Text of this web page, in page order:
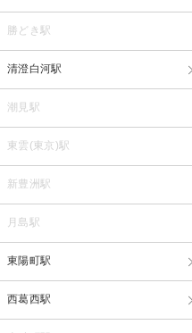
勝どき駅
清澄白河駅
潮見駅
東雲(東京)駅
新豊洲駅
月島駅
東陽町駅
西葛西駅